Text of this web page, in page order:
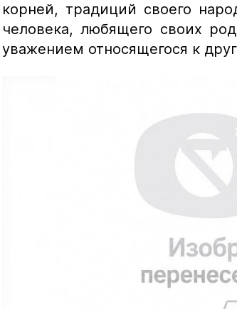
корней, традиций своего
человека, любящего своих
уважением относящегося к